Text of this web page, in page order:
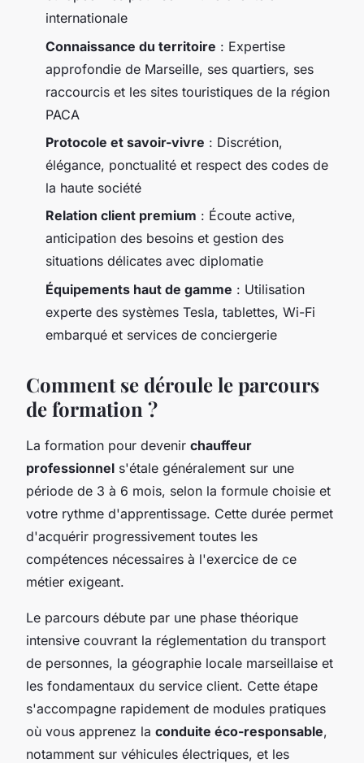
internationale
Connaissance du territoire : Expertise
approfondie de Marseille, ses quartiers, ses
raccourcis et les sites touristiques de la région
PACA
Protocole et savoir-vivre : Discrétion,
élégance, ponctualité et respect des codes de
la haute société
Relation client premium : Écoute active,
anticipation des besoins et gestion des
situations délicates avec diplomatie
Équipements haut de gamme : Utilisation
experte des systèmes Tesla, tablettes, Wi-Fi
embarqué et services de conciergerie
Comment se déroule le parcours
de formation ?
La formation pour devenir chauffeur
professionnel s'étale généralement sur une
période de 3 à 6 mois, selon la formule choisie et
votre rythme d'apprentissage. Cette durée permet
d'acquérir progressivement toutes les
compétences nécessaires à l'exercice de ce
métier exigeant.
Le parcours débute par une phase théorique
intensive couvrant la réglementation du transport
de personnes, la géographie locale marseillaise et
les fondamentaux du service client. Cette étape
s'accompagne rapidement de modules pratiques
où vous apprenez la conduite éco-responsable,
notamment sur véhicules électriques, et les